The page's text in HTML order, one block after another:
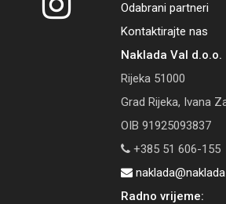
Odabrani partneri
Kontaktirajte nas
Naklada Val d.o.o.
Rijeka 51000
Grad Rijeka, Ivana
OIB 91925093837
+385 51 606-155
Radno vrijeme: